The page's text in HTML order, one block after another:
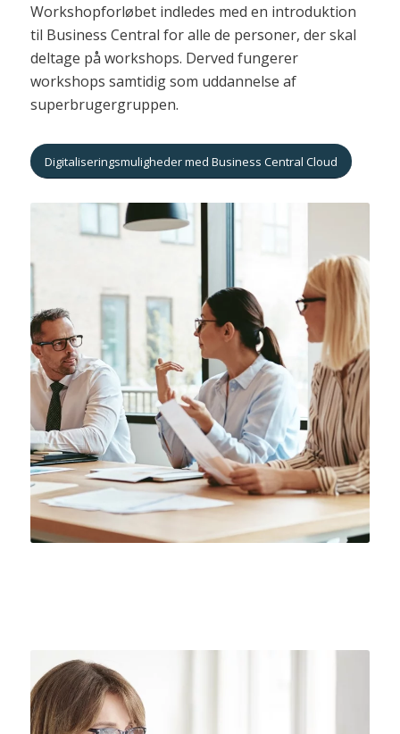
Workshopforløbet indledes med en introduktion
til Business Central for alle de personer, der skal
deltage på workshops. Derved fungerer
workshops samtidig som uddannelse af
superbrugergruppen.
Digitaliseringsmuligheder med Business Central Cloud